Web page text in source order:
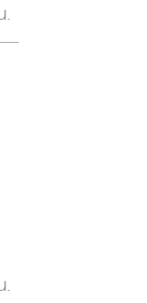
.
.